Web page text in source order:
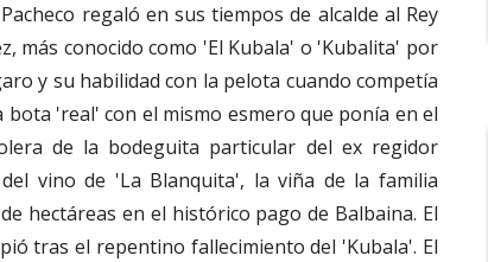
regaló en sus tiempos de alcalde al Rey
más conocido como 'El Kubala' o 'Kubalita' por
y su habilidad con la pelota cuando competía
'real' con el mismo esmero que ponía en el
de la bodeguita particular del ex regidor
vino de 'La Blanquita', la viña de la familia
hectáreas en el histórico pago de Balbaina. El
tras el repentino fallecimiento del 'Kubala'. El